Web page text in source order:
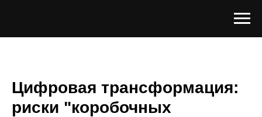
Цифровая трансформация:
риски "коробочных